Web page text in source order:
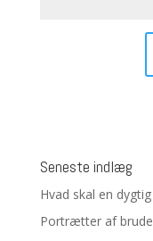
Seneste indlæg
Hvad skal en
Portrætter af